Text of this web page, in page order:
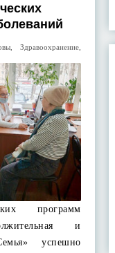
, Здравоохранение,
программ
и
успешно